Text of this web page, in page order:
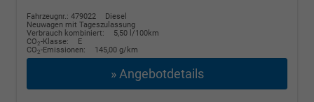
Fahrzeugnr.: 479022
Diesel
Neuwagen mit Tageszulassung
Verbrauch kombiniert:
5,50 l/100km
CO2-Klasse:
E
CO2-Emissionen: 145,00 g/km
» Angebotdetails